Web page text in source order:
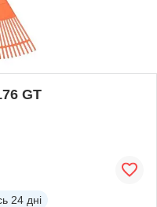
GT
24 дні